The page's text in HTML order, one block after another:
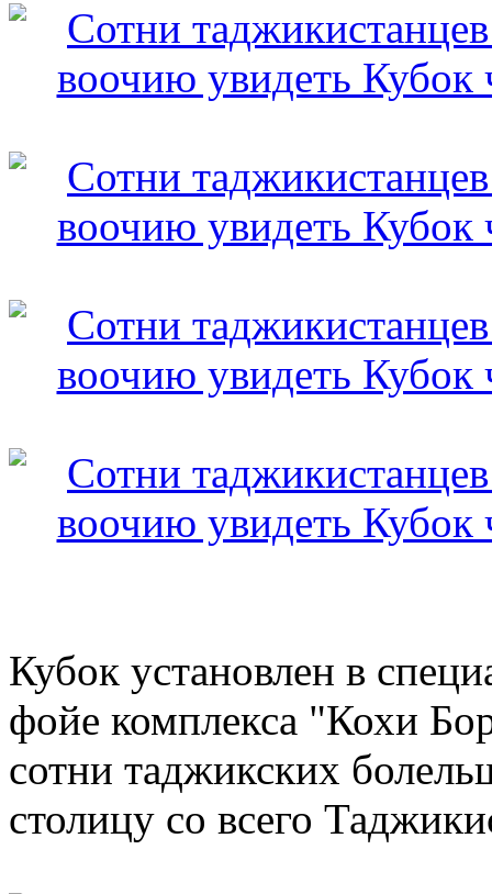
Кубок установлен в
фойе комплекса "Кохи
сотни таджикских
столицу со всего